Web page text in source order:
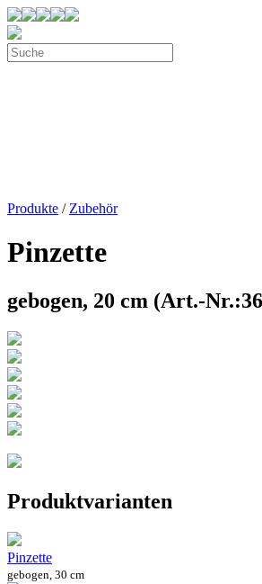
Produkte / Zubehör
Pinzette
gebogen, 20 cm (Art.-
Produktvarianten
Pinzette
gebogen, 30 cm